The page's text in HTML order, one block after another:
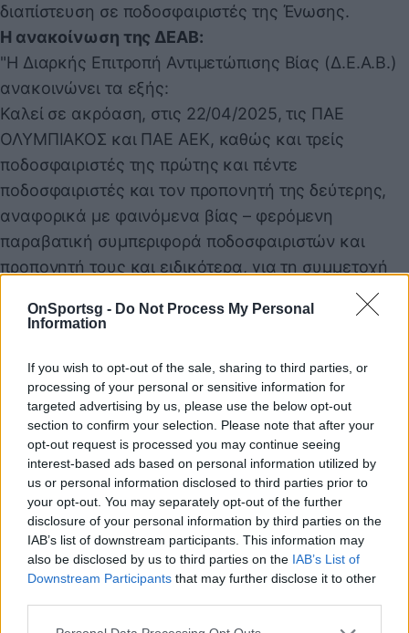
OnSportsg - Do Not Process My Personal
Information
If you wish to opt-out of the sale, sharing to third parties, or
processing of your personal or sensitive information for
targeted advertising by us, please use the below opt-out
section to confirm your selection. Please note that after your
opt-out request is processed you may continue seeing
interest-based ads based on personal information utilized by
us or personal information disclosed to third parties prior to
your opt-out. You may separately opt-out of the further
disclosure of your personal information by third parties on the
IAB’s list of downstream participants. This information may
also be disclosed by us to third parties on the IAB’s List of
Downstream Participants that may further disclose it to other
διαπίστευση σε ποδοσφαιριστές της Ένωσης.
Η ανακοίνωση της ΔΕΑΒ:
"Η Διαρκής Επιτροπή Αντιμετώπισης Βίας (Δ.Ε.Α.Β.)
ανακοινώνει τα εξής:
Καλεί σε ακρόαση, στις 22/04/2025, τις ΠΑΕ
ΟΛΥΜΠΙΑΚΟΣ και ΠΑΕ ΑΕΚ, καθώς και τρείς
ποδοσφαιριστές της πρώτης και πέντε
ποδοσφαιριστές και τον προπονητή της δεύτερης,
αναφορικά με φαινόμενα βίας – φερόμενη
παραβατική συμπεριφορά ποδοσφαιριστών και
προπονητή τους και ειδικότερα, για τη συμμετοχή
τους σε συμπλοκές, μετά τη λήξη του μεταξύ τους
αγώνα στις 13/04/2025 στο Στάδιο Γ. Καραϊσκάκης,
αγωνιστικής περιόδου 2024/2025.
Τα ανωτέρω προκύπτουν από το Φύλλο Αγώνα και
τις Εκθέσεις των Παρατηρητών του αγώνα της
διοργανώτριας αρχής και της ΔΕΑΒ, σχετικά
έγγραφα της Αστυνομίας, καθώς και σχετικό
βιντεοληπτικό υλικό από τις κάμερες του γηπέδου.
Σημειώνεται ότι αναφορικά με φερόμενες πράξεις
βίας σε βάρος δύο ποδοσφαιριστών της
φιλοξενούμενης ομάδας, κατά την αποχώρησή
σχετική καταγγελία προς τους παρατηρητές του